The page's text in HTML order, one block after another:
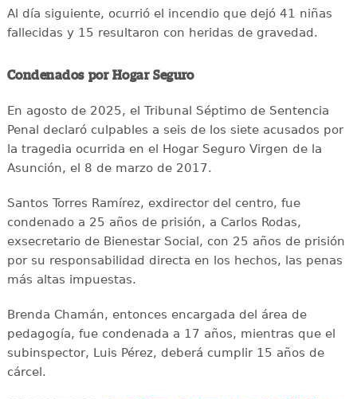
Al día siguiente, ocurrió el incendio que dejó 41 niñas
fallecidas y 15 resultaron con heridas de gravedad.
Condenados por Hogar Seguro
En agosto de 2025, el Tribunal Séptimo de Sentencia
Penal declaró culpables a seis de los siete acusados por
la tragedia ocurrida en el Hogar Seguro Virgen de la
Asunción, el 8 de marzo de 2017.
Santos Torres Ramírez, exdirector del centro, fue
condenado a 25 años de prisión, a Carlos Rodas,
exsecretario de Bienestar Social, con 25 años de prisión
por su responsabilidad directa en los hechos, las penas
más altas impuestas.
Brenda Chamán, entonces encargada del área de
pedagogía, fue condenada a 17 años, mientras que el
subinspector, Luis Pérez, deberá cumplir 15 años de
cárcel.